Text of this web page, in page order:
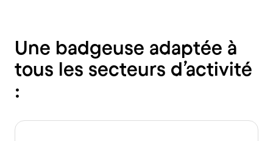
Une badgeuse adaptée à
tous les secteurs d’activité
: